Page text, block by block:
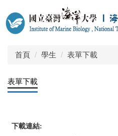
到
主
首頁 學生 表單下載
表單下載
下載連結: